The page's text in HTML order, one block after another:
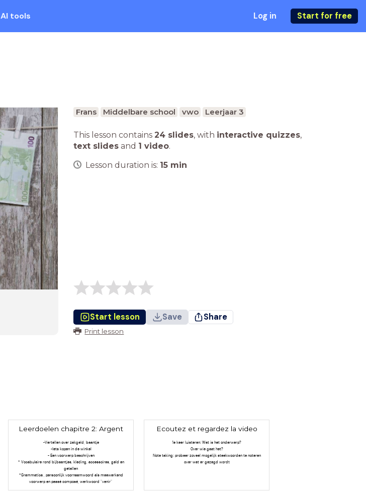
AI tools Log in Start for free
Frans Middelbare school vwo Leerjaar 3
This lesson contains 24 slides, with interactive quizzes,
text slides and 1 video.
Lesson duration is: 15 min
Start lesson Save Share
Print lesson
Leerdoelen chapitre 2: Argent
-Vertellen over zakgeld, baantje
-Iets kopen in de winkel
- Een voorwerp beschrijven
* Vocabulaire rond bijbaantjes, kleding, accessoires, geld en
getallen
*Grammatica , persoonlijk voornaamwoord als meewerkend
voorwerp en passé composé, werkwoord "venir"
Ecoutez et regardez la video
1e keer luisteren: Wat is het onderwerp?
Over wie gaat het?
Note taking: probeer zoveel mogelijk steekwoorden te noteren
over wat er gezegd wordt